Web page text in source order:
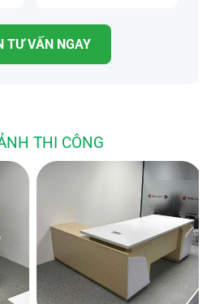
tiến, sẵn sàng đáp ứng nhu
hàng chuyên nghiệp với kinh
nghề. Cùng với đội ngũ kỹ
nghề cao, nhiệt tình.
khẩu… nhanh nhất.
giá tốt, dịch vụ tốt nhất
chất lượng, bảo hành sau bán
TƯ VẤN NGAY
THI CÔNG